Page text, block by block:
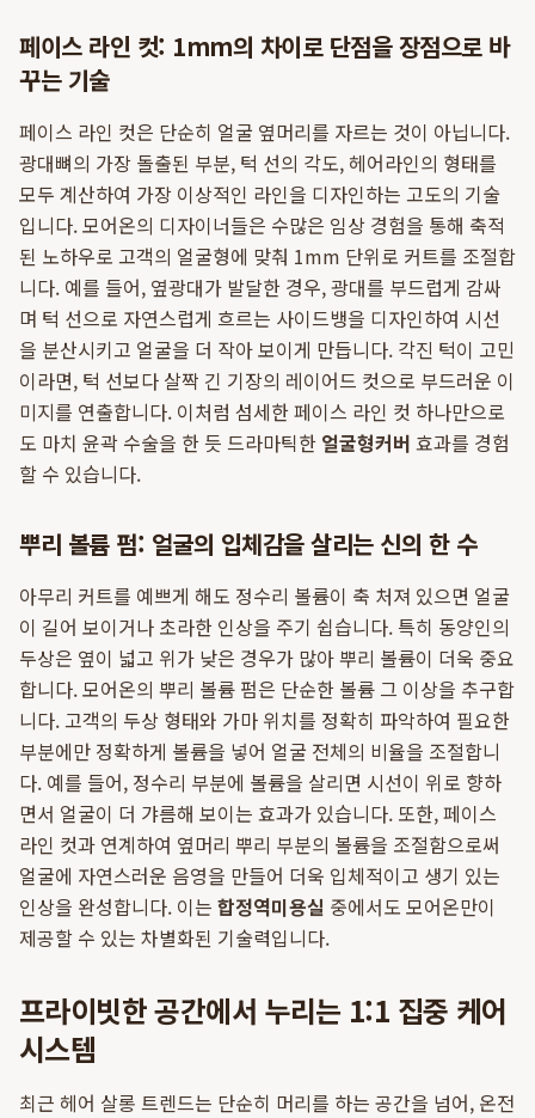
페이스 라인 컷: 1mm의 차이로 단점을 장점으로 바
꾸는 기술
페이스 라인 컷은 단순히 얼굴 옆머리를 자르는 것이 아닙니다.
광대뼈의 가장 돌출된 부분, 턱 선의 각도, 헤어라인의 형태를
모두 계산하여 가장 이상적인 라인을 디자인하는 고도의 기술
입니다. 모어온의 디자이너들은 수많은 임상 경험을 통해 축적
된 노하우로 고객의 얼굴형에 맞춰 1mm 단위로 커트를 조절합
니다. 예를 들어, 옆광대가 발달한 경우, 광대를 부드럽게 감싸
며 턱 선으로 자연스럽게 흐르는 사이드뱅을 디자인하여 시선
을 분산시키고 얼굴을 더 작아 보이게 만듭니다. 각진 턱이 고민
이라면, 턱 선보다 살짝 긴 기장의 레이어드 컷으로 부드러운 이
미지를 연출합니다. 이처럼 섬세한 페이스 라인 컷 하나만으로
도 마치 윤곽 수술을 한 듯 드라마틱한 얼굴형커버 효과를 경험
할 수 있습니다.
뿌리 볼륨 펌: 얼굴의 입체감을 살리는 신의 한 수
아무리 커트를 예쁘게 해도 정수리 볼륨이 축 처져 있으면 얼굴
이 길어 보이거나 초라한 인상을 주기 쉽습니다. 특히 동양인의
두상은 옆이 넓고 위가 낮은 경우가 많아 뿌리 볼륨이 더욱 중요
합니다. 모어온의 뿌리 볼륨 펌은 단순한 볼륨 그 이상을 추구합
니다. 고객의 두상 형태와 가마 위치를 정확히 파악하여 필요한
부분에만 정확하게 볼륨을 넣어 얼굴 전체의 비율을 조절합니
다. 예를 들어, 정수리 부분에 볼륨을 살리면 시선이 위로 향하
면서 얼굴이 더 갸름해 보이는 효과가 있습니다. 또한, 페이스
라인 컷과 연계하여 옆머리 뿌리 부분의 볼륨을 조절함으로써
얼굴에 자연스러운 음영을 만들어 더욱 입체적이고 생기 있는
인상을 완성합니다. 이는 합정역미용실 중에서도 모어온만이
제공할 수 있는 차별화된 기술력입니다.
프라이빗한 공간에서 누리는 1:1 집중 케어
시스템
최근 헤어 살롱 트렌드는 단순히 머리를 하는 공간을 넘어, 온전